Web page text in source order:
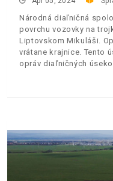
Národná diaľničná
povrchu vozovky na
Liptovskom Mikuláši.
vrátane krajnice. Tento
opráv diaľničných